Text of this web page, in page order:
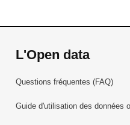
L'Open data
Questions fréquentes (FAQ)
Guide d'utilisation des données